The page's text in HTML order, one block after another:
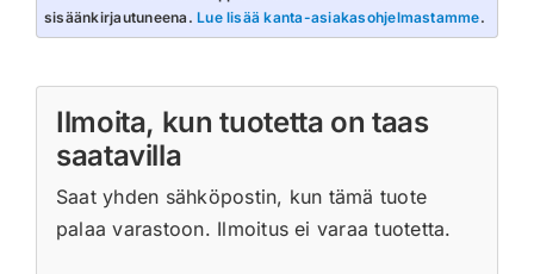
sisäänkirjautuneena.Lue lisää kanta-asiakasohjelmastamme.
Ilmoita, kun tuotetta on taas
saatavilla
Saat yhden sähköpostin, kun tämä tuote
palaa varastoon. Ilmoitus ei varaa tuotetta.